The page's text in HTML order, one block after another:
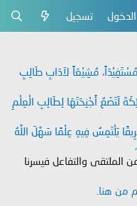
تسجيل
مُشِيْعَاً لآدَابِ طَالِبِ
لَتَضَعُ أَجْنِحَتَهَا لِطَالِبِ الْعِلْمِ
يَلْتَمِسُ فِيهِ عِلْمًا سَهَّلَ اللَّهُ
الملتقى والتفاعل فيسرنا
من هنا.